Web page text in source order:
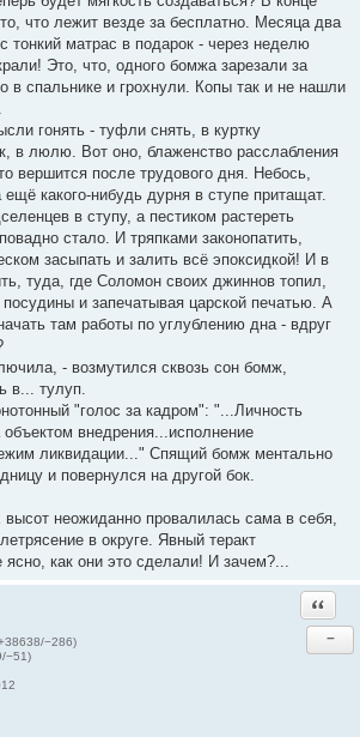
что лежит везде за бесплатно. Месяца два
тонкий матрас в подарок - через неделю
Это, что, одного бомжа зарезали за
в спальнике и грохнули. Копы так и не нашли
гонять - туфли снять, в куртку
в люлю. Вот оно, блаженство расслабления
вершится после трудового дня. Небось,
какого-нибудь дурня в ступе притащат.
в ступу, а пестиком растереть
стало. И тряпками законопатить,
засыпать и залить всё эпоксидкой! И в
туда, где Соломон своих джиннов топил,
и запечатывая царской печатью. А
там работы по углублению дна - вдруг
- возмутился сквозь сон бомж,
в... тулуп.
"голос за кадром": "...Личность
внедрения...исполнение
ликвидации..." Спящий бомж ментально
и повернулся на другой бок.
высот неожиданно провалилась сама в себя,
в округе. Явный теракт
ясно, как они это сделали! И зачем?...
−286)
−51)
−